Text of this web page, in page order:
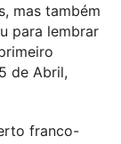
mas também
para lembrar
de Abril,
franco-